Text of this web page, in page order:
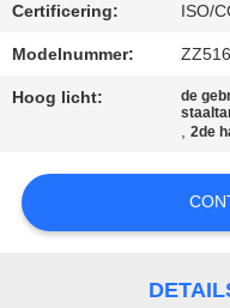
SITEMAP
Certificering: ISO/
Modelnummer:
Hoog licht:
de
,2de